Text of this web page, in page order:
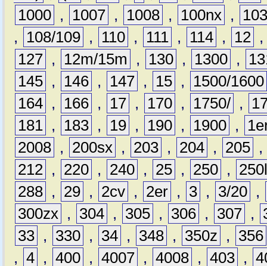
1000 , 1007 , 1008 , 100nx ,
,
108/109 , 110 , 111 , 114 , 12
127 , 12m/15m , 130 , 1300 ,
145 , 146 , 147 , 15 ,
1500/1600
164 , 166 , 17 , 170 , 1750/ ,
181 , 183 , 19 , 190 , 1900 ,
2008 , 200sx , 203 , 204 , 205 ,
212 , 220 , 240 , 25 , 250 ,
288 , 29 , 2cv , 2er , 3 , 3/20 ,
300zx , 304 , 305 , 306 , 307 ,
33 , 330 , 34 , 348 , 350z ,
356
, 4 , 400 , 4007 , 4008 , 403 ,